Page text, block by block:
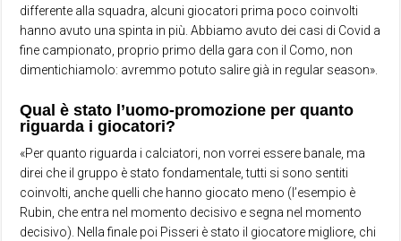
differente alla squadra, alcuni giocatori prima poco coinvolti
hanno avuto una spinta in più. Abbiamo avuto dei casi di Covid a
fine campionato, proprio primo della gara con il Como, non
dimentichiamolo: avremmo potuto salire già in regular season».
Qual è stato l’uomo-promozione per quanto
riguarda i giocatori?
«Per quanto riguarda i calciatori, non vorrei essere banale, ma
direi che il gruppo è stato fondamentale, tutti si sono sentiti
coinvolti, anche quelli che hanno giocato meno (l’esempio è
Rubin, che entra nel momento decisivo e segna nel momento
decisivo). Nella finale poi Pisseri è stato il giocatore migliore, chi